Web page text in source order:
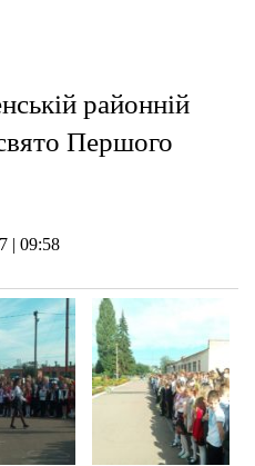
районній
свято Першого
| 09:58